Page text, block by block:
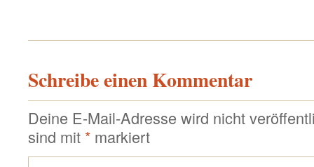
Schreibe einen Kommentar
Deine E-Mail-Adresse wird nicht
sind mit * markiert